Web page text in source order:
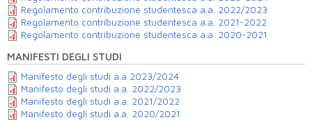
Regolamento contribuzione studentesca a.a. 2022/2023
Regolamento contribuzione studentesca a.a. 2021-2022
Regolamento contribuzione studentesca a.a. 2020-2021
MANIFESTI DEGLI STUDI
Manifesto degli studi a.a 2023/2024
Manifesto degli studi a.a. 2022/2023
Manifesto degli studi a.a. 2021/2022
Manifesto degli studi a.a. 2020/2021